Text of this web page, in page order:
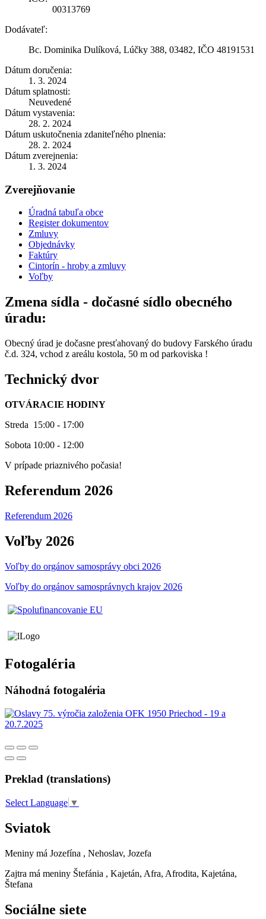
00313769
Dodávateľ:
Bc. Dominika Dulíková, Lúčky 388, 03482, IČO 48191531
Dátum doručenia:
1. 3. 2024
Dátum splatnosti:
Neuvedené
Dátum vystavenia:
28. 2. 2024
Dátum uskutočnenia zdaniteľného plnenia:
28. 2. 2024
Dátum zverejnenia:
1. 3. 2024
Zverejňovanie
Úradná tabuľa obce
Register dokumentov
Zmluvy
Objednávky
Faktúry
Cintorín - hroby a zmluvy
Voľby
Zmena sídla - dočasné sídlo obecného
úradu:
Obecný úrad je dočasne presťahovaný do budovy Farského úradu
č.d. 324, vchod z areálu kostola, 50 m od parkoviska !
Technický dvor
OTVÁRACIE HODINY
Streda 15:00 - 17:00
Sobota 10:00 - 12:00
V prípade priaznivého počasia!
Referendum 2026
Referendum 2026
Voľby 2026
Voľby do orgánov samosprávy obci 2026
Voľby do orgánov samosprávnych krajov 2026
Fotogaléria
Náhodná fotogaléria
Preklad (translations)
Select Language ▼
Sviatok
Meniny má Jozefína , Nehoslav, Jozefa
Zajtra má meniny Štefánia , Kajetán, Afra, Afrodita, Kajetána,
Štefana
Sociálne siete